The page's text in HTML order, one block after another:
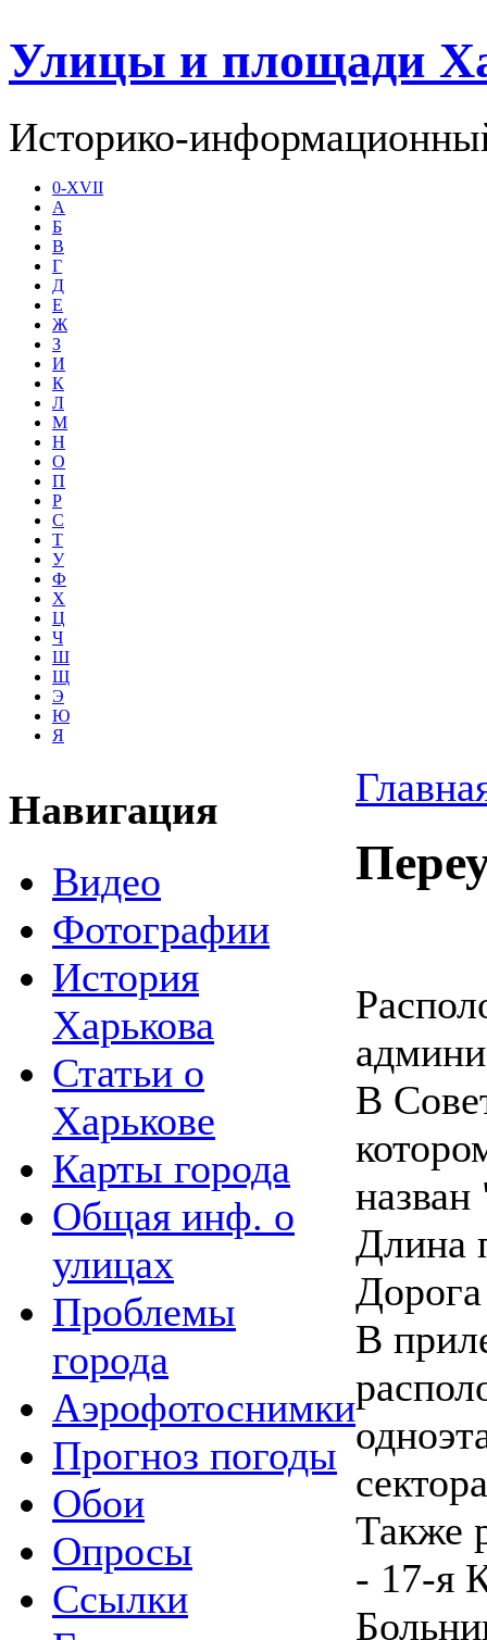
Улицы и площади
Историко-
0-XVII
А
Б
В
Г
Д
Е
Ж
З
И
К
Л
М
Н
О
П
Р
С
Т
У
Ф
Х
Ц
Ч
Ш
Щ
Э
Ю
Я
Навигация
Видео
Фотографии
История
Харькова
Статьи о
Харькове
Карты города
Общая инф. о
улицах
Проблемы
города
Аэрофотоснимки
Прогноз погоды
Обои
Опросы
Ссылки
В
Длина
В
Также
- 17-я